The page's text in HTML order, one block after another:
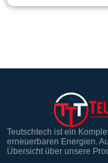
Teutschtech ist ein
erneuerbaren Energien.
Übersicht über unsere